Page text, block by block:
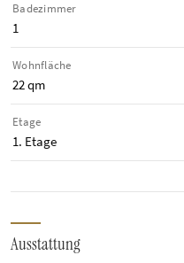
Badezimmer
1
Wohnfläche
22 qm
Etage
1. Etage
Ausstattung